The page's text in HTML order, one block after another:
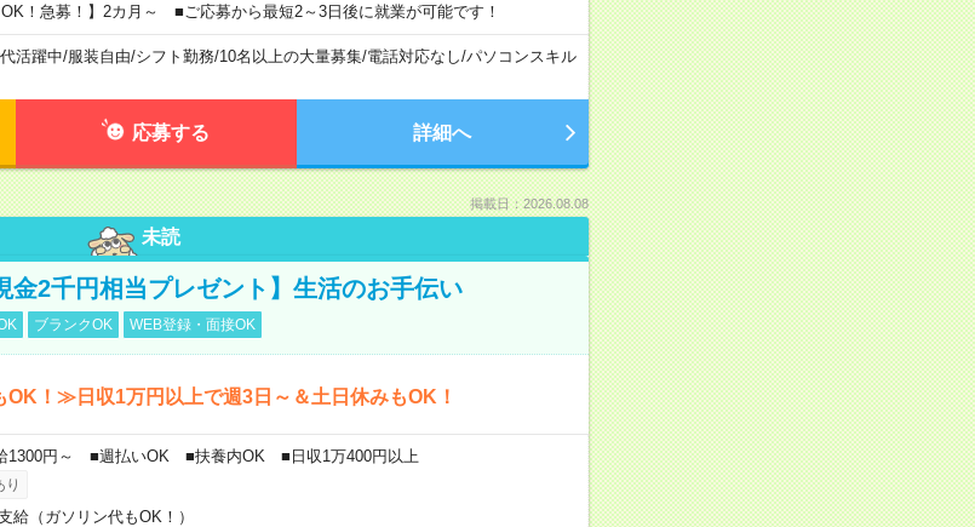
OK！急募！】2カ月～ ■ご応募から最短2～3日後に就業が可能です！
活躍中/服装自由/シフト勤務/10名以上の大量募集/電話対応なし/パソコンスキル
応募する 詳細へ
掲載日：2026.08.08
未読
金2千円相当プレゼント】生活のお手伝い
ブランクOK WEB登録・面接OK
！≫日収1万円以上で週3日～＆土日休みもOK！
1300円～ ■週払いOK ■扶養内OK ■日収1万400円以上
り
給（ガソリン代もOK！）